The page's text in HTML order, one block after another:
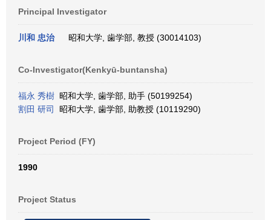
Principal Investigator
川和 忠治 昭和大学, 歯学部, 教授 (30014103)
Co-Investigator(Kenkyū-buntansha)
福永 秀樹 昭和大学, 歯学部, 助手 (50199254)
割田 研司
昭和大学, 歯学部, 助教授 (10119290)
Project Period (FY)
1990
Project Status